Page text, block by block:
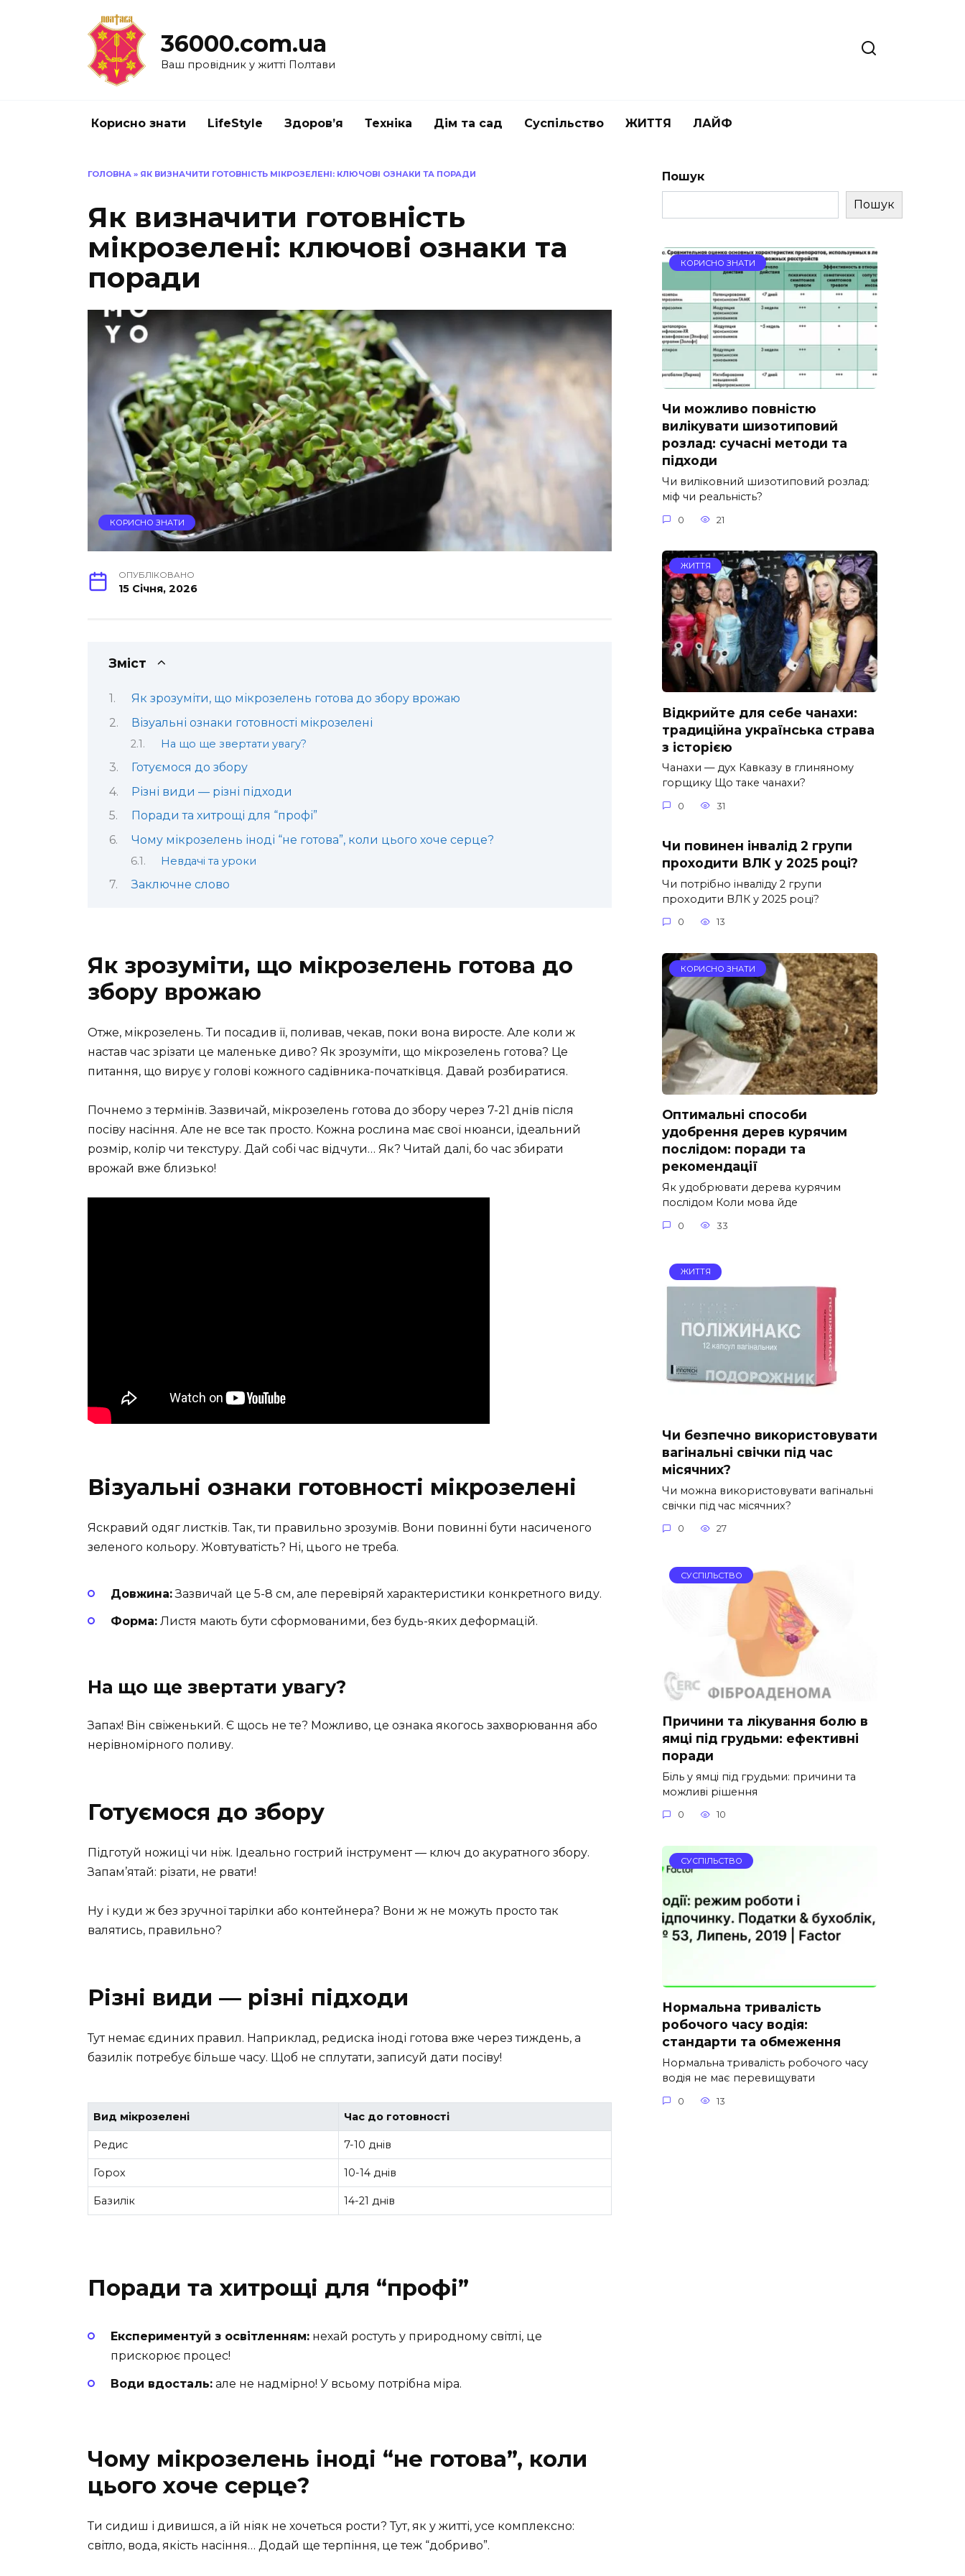
36000.com.ua
Ваш провідник у житті Полтави
Корисно знати LifeStyle Здоров’я Техніка Дім та сад Суспільство ЖИТТЯ ЛАЙФ
ГОЛОВНА » ЯК ВИЗНАЧИТИ ГОТОВНІСТЬ МІКРОЗЕЛЕНІ: КЛЮЧОВІ ОЗНАКИ ТА ПОРАДИ
Як визначити готовність
мікрозелені: ключові ознаки та
поради
КОРИСНО ЗНАТИ
ОПУБЛІКОВАНО
15 Січня, 2026
Зміст
Як зрозуміти, що мікрозелень готова до збору врожаю
Візуальні ознаки готовності мікрозелені
На що ще звертати увагу?
Готуємося до збору
Різні види — різні підходи
Поради та хитрощі для “профі”
Чому мікрозелень іноді “не готова”, коли цього хоче серце?
Невдачі та уроки
Заключне слово
Як зрозуміти, що мікрозелень готова до
збору врожаю
Отже, мікрозелень. Ти посадив її, поливав, чекав, поки вона виросте. Але коли ж
настав час зрізати це маленьке диво? Як зрозуміти, що мікрозелень готова? Це
питання, що вирує у голові кожного садівника-початківця. Давай розбиратися.
Почнемо з термінів. Зазвичай, мікрозелень готова до збору через 7-21 днів після
посіву насіння. Але не все так просто. Кожна рослина має свої нюанси, ідеальний
розмір, колір чи текстуру. Дай собі час відчути… Як? Читай далі, бо час збирати
врожай вже близько!
Візуальні ознаки готовності мікрозелені
Яскравий одяг листків. Так, ти правильно зрозумів. Вони повинні бути насиченого
зеленого кольору. Жовтуватість? Ні, цього не треба.
Довжина:Зазвичай це 5-8 см, але перевіряй характеристики конкретного виду.
Форма: Листя мають бути сформованими, без будь-яких деформацій.
На що ще звертати увагу?
Запах! Він свіженький. Є щось не те? Можливо, це ознака якогось захворювання або
нерівномірного поливу.
Готуємося до збору
Підготуй ножиці чи ніж. Ідеально гострий інструмент — ключ до акуратного збору.
Запам’ятай: різати, не рвати!
Ну і куди ж без зручної тарілки або контейнера? Вони ж не можуть просто так
валятись, правильно?
Різні види — різні підходи
Тут немає єдиних правил. Наприклад, редиска іноді готова вже через тиждень, а
базилік потребує більше часу. Щоб не сплутати, записуй дати посіву!
Вид мікрозелені Час до готовності
Редис 7-10 днів
Горох 10-14 днів
Базилік 14-21 днів
Поради та хитрощі для “профі”
Експериментуй з освітленням: нехай ростуть у природному світлі, це
прискорює процес!
Води вдосталь: але не надмірно! У всьому потрібна міра.
Чому мікрозелень іноді “не готова”, коли
цього хоче серце?
Ти сидиш і дивишся, а їй ніяк не хочеться рости? Тут, як у житті, усе комплексно:
світло, вода, якість насіння… Додай ще терпіння, це теж “добриво”.
Пошук
Пошук
КОРИСНО ЗНАТИ
Чи можливо повністю
вилікувати шизотиповий
розлад: сучасні методи та
підходи
Чи виліковний шизотиповий розлад:
міф чи реальність?
0 21
ЖИТТЯ
Відкрийте для себе чанахи:
традиційна українська страва
з історією
Чанахи — дух Кавказу в глиняному
горщику Що таке чанахи?
0 31
Чи повинен інвалід 2 групи
проходити ВЛК у 2025 році?
Чи потрібно інваліду 2 групи
проходити ВЛК у 2025 році?
0 13
КОРИСНО ЗНАТИ
Оптимальні способи
удобрення дерев курячим
послідом: поради та
рекомендації
Як удобрювати дерева курячим
послідом Коли мова йде
0 33
ЖИТТЯ
Чи безпечно використовувати
вагінальні свічки під час
місячних?
Чи можна використовувати вагінальні
свічки під час місячних?
0 27
СУСПІЛЬСТВО
Причини та лікування болю в
ямці під грудьми: ефективні
поради
Біль у ямці під грудьми: причини та
можливі рішення
0 10
СУСПІЛЬСТВО
Нормальна тривалість
робочого часу водія:
стандарти та обмеження
Нормальна тривалість робочого часу
водія не має перевищувати
0 13